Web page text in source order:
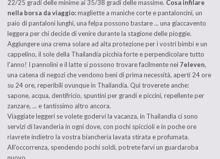
22/25 gradi delle minime ai 35/38 gradi delle massime. Cosa infilare
nella borsa da viaggio:magliette a maniche corte e pantaloncini, un
paio di pantaloni lunghi, una felpa possono bastare ... una giaccavento
leggera per chi decide di venire durante la stagione delle pioggie.
Aggiungere una crema solare ad alta protezione per i vostri bimbi e un
cappelino, il sole della Thailandia picchia forte e perpendicolare tutto
l'anno! I pannolini e il latte si possono trovare facilmente nei 7eleven,
una catena di negozi che vendono beni di prima necessità, aperti 24 ore
su 24 ore, reperibili ovunque in Thailandia. Qui troverete anche:
sapone, acqua, dentifricio, spuntini per grandi e piccini, repellente per
zanzare, ... e tantissimo altro ancora.
Viaggiate leggeri se volete godervi la vacanza, in Thailandia ci sono
servizi di lavanderia in ogni dove, con pochi spiccioli e in poche ore
riavrete indietro la vostra biancheria lavata stirata e profumata.
All’occorrenza, spendendo pochi soldi, potrete farvi un guardaroba